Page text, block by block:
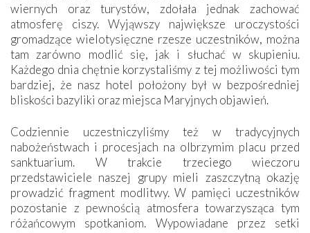
wiernych oraz turystów, zdołała jednak zachować
atmosferę ciszy. Wyjąwszy największe uroczystości
gromadzące wielotysięczne rzesze uczestników, można
tam zarówno modlić się, jak i słuchać w skupieniu.
Każdego dnia chętnie korzystaliśmy z tej możliwości tym
bardziej, że nasz hotel położony był w bezpośredniej
bliskości bazyliki oraz miejsca Maryjnych objawień.
Codziennie uczestniczyliśmy też w tradycyjnych
nabożeństwach i procesjach na olbrzymim placu przed
sanktuarium. W trakcie trzeciego wieczoru
przedstawiciele naszej grupy mieli zaszczytną okazję
prowadzić fragment modlitwy. W pamięci uczestników
pozostanie z pewnością atmosfera towarzysząca tym
różańcowym spotkaniom. Wypowiadane przez setki